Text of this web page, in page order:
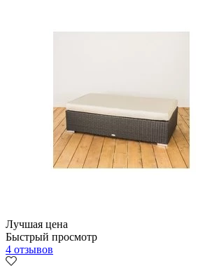
Лучшая цена
Быстрый просмотр
4 отзывов